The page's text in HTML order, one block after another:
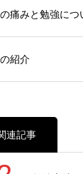
痛みと勉強につ
紹介
連記事